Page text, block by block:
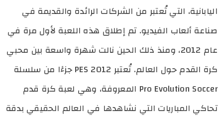
اليابانية، التي تُعتبر من الشركات الرائدة والقديمة في
صناعة ألعاب الفيديو. تم إطلاق هذه اللعبة لأول مرة في
عام 2012، ومنذ ذلك الحين نالت شهرة واسعة بين محبي
كرة القدم حول العالم. تُعتبر PES 2012 جزءًا من سلسلة
Pro Evolution Soccer المعروفة، وهي لعبة كرة قدم
تحاكي المباريات التي نشاهدها في العالم الحقيقي بدقة